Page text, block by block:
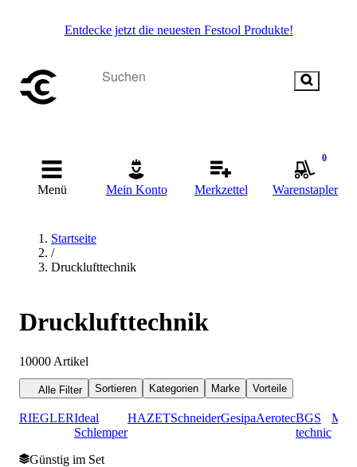
Entdecke jetzt die neuesten Festool Produkte!
Menü Mein Konto Merkzettel
0
Warenstapler
Startseite
/
Drucklufttechnik
Drucklufttechnik
10000 Artikel
Alle Filter Sortieren Kategorien Marke Vorteile
RIEGLERIdeal
Schlemper
HAZETSchneiderGesipaAerotecBGS
technic
Günstig im Set